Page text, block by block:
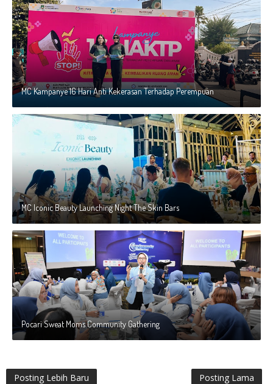
MC Kampanye 16 Hari Anti Kekerasan Terhadap Perempuan
MC Iconic Beauty Launching Night The Skin Bars
Pocari Sweat Moms Community Gathering
Posting Lebih Baru Posting Lama